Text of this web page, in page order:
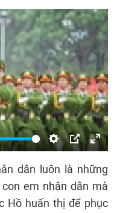
Settings
PIP Enter
dân luôn là những
em nhân dân mà
Hồ huấn thị để phục